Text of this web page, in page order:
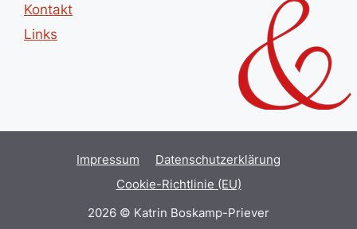
Kontakt
Links
Impressum
Datenschutzerklärung
Cookie-Richtlinie (EU)
2026 © Katrin Boskamp-Priever